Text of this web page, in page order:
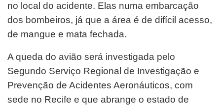
no local do acidente. Elas numa embarcação
dos bombeiros, já que a área é de difícil acesso,
de mangue e mata fechada.
A queda do avião será investigada pelo
Segundo Serviço Regional de Investigação e
Prevenção de Acidentes Aeronáuticos, com
sede no Recife e que abrange o estado de